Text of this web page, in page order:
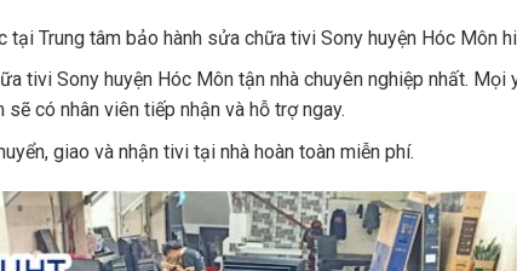
tại Trung tâm bảo hành sửa chữa tivi Sony huyện Hóc Môn
tivi Sony huyện Hóc Môn tận nhà chuyên nghiệp nhất. Mọi
có nhân viên tiếp nhận và hỗ trợ ngay.
giao và nhận tivi tại nhà hoàn toàn miễn phí.